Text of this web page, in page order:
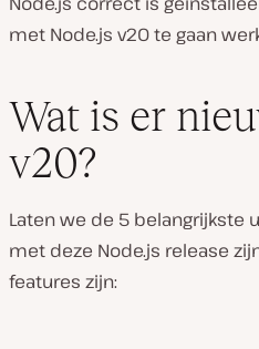
met Node.js v20 te gaan
Wat is er
v20?
Laten we de 5 belangrijkste
met deze Node.js release
features zijn: